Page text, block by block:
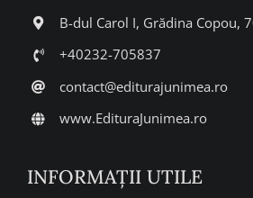
B-dul Carol I, Grădina Copou,
+40232-705837
contact@editurajunimea.ro
www.EdituraJunimea.ro
INFORMAŢII UTILE